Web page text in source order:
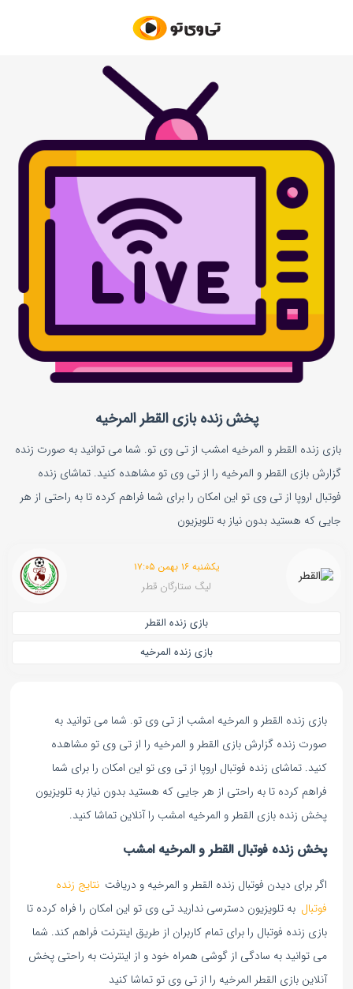
پخش زنده بازی القطر المرخیه
بازی زنده القطر و المرخیه امشب از تی وی تو. شما می توانید به صورت زنده
گزارش بازی القطر و المرخیه را از تی وی تو مشاهده کنید. تماشای زنده
فوتبال اروپا از تی وی تو این امکان را برای شما فراهم کرده تا به راحتی از هر
جایی که هستید بدون نیاز به تلویزیون
یکشنبه ۱۶ بهمن ۱۷:۰۵
لیگ ستارگان قطر
بازی زنده القطر
بازی زنده المرخیه
بازی زنده القطر و المرخیه امشب از تی وی تو. شما می توانید به
صورت زنده گزارش بازی القطر و المرخیه را از تی وی تو مشاهده
کنید. تماشای زنده فوتبال اروپا از تی وی تو این امکان را برای شما
فراهم کرده تا به راحتی از هر جایی که هستید بدون نیاز به تلویزیون
پخش زنده بازی القطر و المرخیه امشب را آنلاین تماشا کنید.
پخش زنده فوتبال القطر و المرخیه امشب
اگر برای دیدن فوتبال زنده القطر و المرخیه و دریافت نتایج زنده
فوتبال به تلویزیون دسترسی ندارید تی وی تو این امکان را فراه کرده تا
بازی زنده فوتبال را برای تمام کاربران از طریق اینترنت فراهم کند. شما
می توانید به سادگی از گوشی همراه خود و از اینترنت به راحتی پخش
آنلاین بازی القطر المرخیه را از تی وی تو تماشا کنید